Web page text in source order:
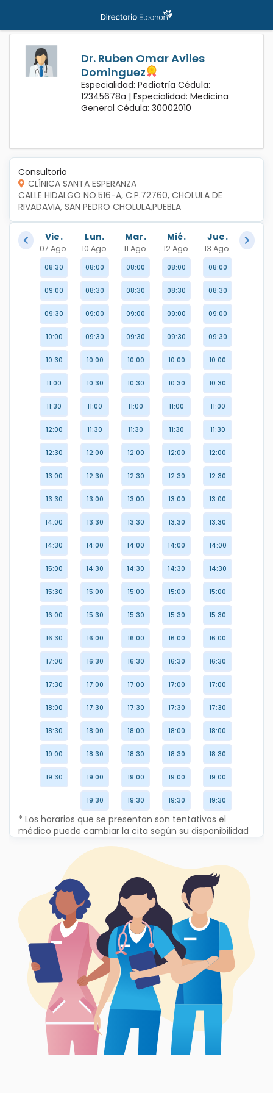
Dr. Ruben Omar Aviles
Dominguez
Especialidad: Pediatría Cédula:
12345678a | Especialidad: Medicina
General Cédula: 30002010
Consultorio
CLÍNICA SANTA ESPERANZA
CALLE HIDALGO NO.516-A, C.P.72760, CHOLULA DE
RIVADAVIA, SAN PEDRO CHOLULA,PUEBLA
Vie.
07 Ago.
Lun.
10 Ago.
Mar.
11 Ago.
Mié.
12 Ago.
Jue.
13 Ago.
08:30
09:00
09:30
10:00
10:30
11:00
11:30
12:00
12:30
13:00
13:30
14:00
14:30
15:00
15:30
16:00
16:30
17:00
17:30
18:00
18:30
19:00
19:30
08:00
08:30
09:00
09:30
10:00
10:30
11:00
11:30
12:00
12:30
13:00
13:30
14:00
14:30
15:00
15:30
16:00
16:30
17:00
17:30
18:00
18:30
19:00
19:30
08:00
08:30
09:00
09:30
10:00
10:30
11:00
11:30
12:00
12:30
13:00
13:30
14:00
14:30
15:00
15:30
16:00
16:30
17:00
17:30
18:00
18:30
19:00
19:30
08:00
08:30
09:00
09:30
10:00
10:30
11:00
11:30
12:00
12:30
13:00
13:30
14:00
14:30
15:00
15:30
16:00
16:30
17:00
17:30
18:00
18:30
19:00
19:30
08:00
08:30
09:00
09:30
10:00
10:30
11:00
11:30
12:00
12:30
13:00
13:30
14:00
14:30
15:00
15:30
16:00
16:30
17:00
17:30
18:00
18:30
19:00
19:30
* Los horarios que se presentan son tentativos el
médico puede cambiar la cita según su disponibilidad